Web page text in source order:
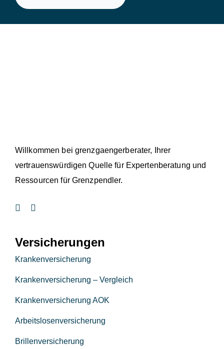
Willkommen bei grenzgaengerberater, Ihrer
vertrauenswürdigen Quelle für Expertenberatung und
Ressourcen für Grenzpendler.
Versicherungen
Krankenversicherung
Krankenversicherung – Vergleich
Krankenversicherung AOK
Arbeitslosenversicherung
Brillenversicherung